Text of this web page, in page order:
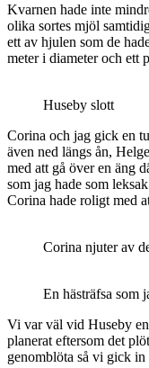
Kvarnen hade inte
olika sortes mjöl
ett av hjulen som de
meter i diameter och ett
Huseby slott
Corina och jag gick en
även ned längs ån,
med att gå över en äng
som jag hade som
Corina hade roligt med
Corina njuter av
En hästräfsa som
Vi var väl vid Huseby
planerat eftersom det
genomblöta så vi gick